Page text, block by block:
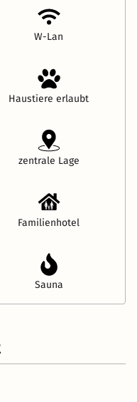
W-Lan
Haustiere erlaubt
zentrale Lage
Familienhotel
Sauna